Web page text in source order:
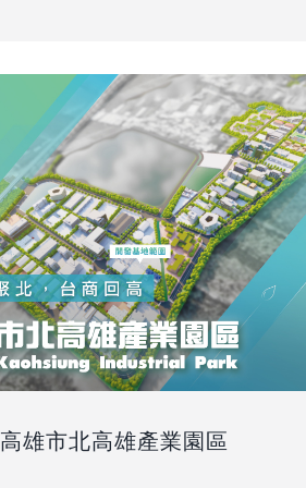
高雄市北高雄產業園區